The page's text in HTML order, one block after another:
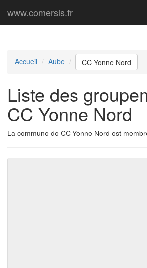
www.comersis.fr
Accueil Aube CC Yonne Nord
Liste des
CC Yonne Nord
La commune de CC Yonne Nord est